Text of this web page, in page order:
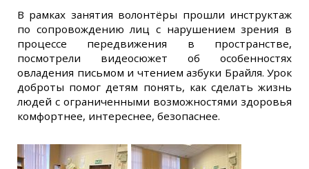
В рамках занятия волонтёры прошли инструктаж
по сопровождению лиц с нарушением зрения в
процессе передвижения в пространстве,
посмотрели видеосюжет об особенностях
овладения письмом и чтением азбуки Брайля. Урок
доброты помог детям понять, как сделать жизнь
людей с ограниченными возможностями здоровья
комфортнее, интереснее, безопаснее.